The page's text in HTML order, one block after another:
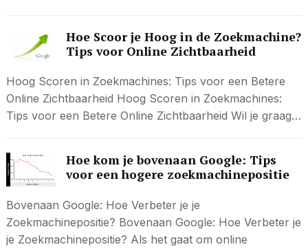
Hoe Scoor je Hoog in de Zoekmachine?
Tips voor Online Zichtbaarheid
Hoog Scoren in Zoekmachines: Tips voor een Betere
Online Zichtbaarheid Hoog Scoren in Zoekmachines:
Tips voor een Betere Online Zichtbaarheid Wil je graag…
Hoe kom je bovenaan Google: Tips
voor een hogere zoekmachinepositie
Bovenaan Google: Hoe Verbeter je je
Zoekmachinepositie? Bovenaan Google: Hoe Verbeter je
je Zoekmachinepositie? Als het gaat om online